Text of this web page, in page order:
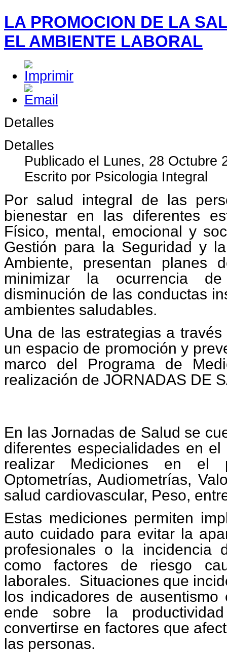
LA PROMOCION DE LA
EL AMBIENTE LABORAL
Detalles
Detalles
Publicado el Lunes, 28 Octubre
Escrito por Psicologia Integral
Por salud integral de las
bienestar en las diferentes
Físico, mental, emocional y
Gestión para la Seguridad y
Ambiente, presentan planes
minimizar la ocurrencia
disminución de las conductas
ambientes saludables.
Una de las estrategias a
un espacio de promoción y
marco del Programa de
realización de JORNADAS DE
En las Jornadas de Salud se
diferentes especialidades en
realizar Mediciones en el
Optometrías, Audiometrías,
salud cardiovascular, Peso,
Estas mediciones permiten
auto cuidado para evitar la
profesionales o la incidencia
como factores de riesgo
laborales.
Situaciones que
los indicadores de
ende sobre la
convertirse en factores que
las personas.